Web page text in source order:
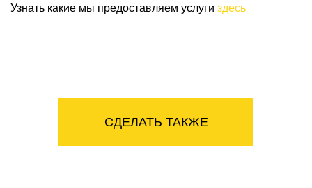
Узнать какие мы предоставляем услуги здесь
СДЕЛАТЬ ТАКЖЕ